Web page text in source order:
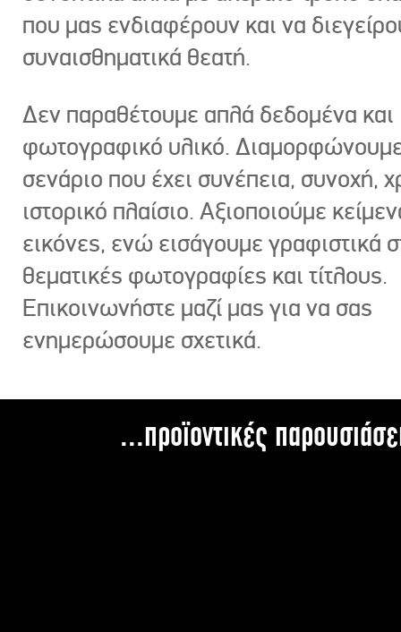
που μας ενδιαφέρουν και να
συναισθηματικά θεατή.
Δεν παραθέτουμε απλά δεδομένα και
φωτογραφικό υλικό.
σενάριο που έχει συνέπεια, συνοχή,
ιστορικό πλαίσιο. Αξιοποιούμε
εικόνες, ενώ εισάγουμε γραφιστικά
θεματικές φωτογραφίες και τίτλους.
Επικοινωνήστε μαζί μας για να σας
ενημερώσουμε σχετικά.
...προϊοντικές